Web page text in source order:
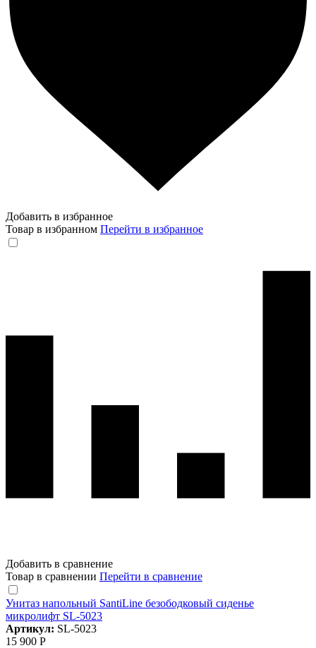
Добавить в избранное
Товар в избранном Перейти в избранное
Добавить в сравнение
Товар в сравнении Перейти в сравнение
Унитаз напольный SantiLine безободковый сиденье
микролифт SL-5023
Артикул: SL-5023
15 900 Р